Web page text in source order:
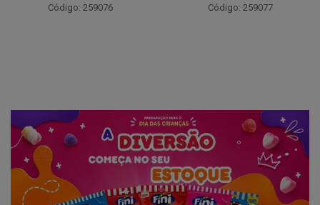
Código: 259076 Código: 259077